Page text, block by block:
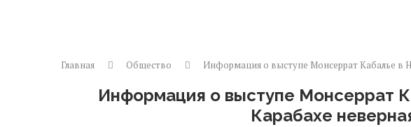
Главная Общество Информация о выступе Монсеррат Кабалье в
Информация о выступе Монсеррат
Карабахе